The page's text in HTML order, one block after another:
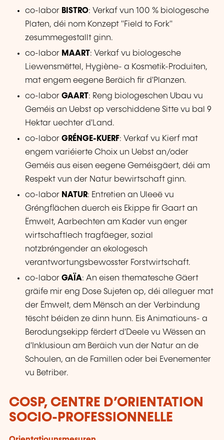
co-labor BISTRO: Verkaf vun 100 % biologesche
Platen, déi nom Konzept "Field to Fork"
zesummegestallt ginn.
co-labor MAART: Verkaf vu biologesche
Liewensmëttel, Hygiène- a Kosmetik-Produiten,
mat engem eegene Beräich fir d'Planzen.
co-laborGAART: Reng biologeschen Ubau vu
Geméis an Uebst op verschiddene Sitte vu bal 9
Hektar uechter d'Land.
co-laborGRÉNGE-KUERF: Verkaf vu Kierf mat
engem variéierte Choix un Uebst an/oder
Geméis aus eisen eegene Geméisgäert, déi am
Respekt vun der Natur bewirtschaft ginn.
co-labor NATUR: Entretien an Uleeë vu
Gréngflächen duerch eis Ekippe fir Gaart an
Ëmwelt, Aarbechten am Kader vun enger
wirtschaftlech tragfäeger, sozial
notzbréngender an ekologesch
verantwortungsbewosster Forstwirtschaft.
co-laborGAÏA: An eisen thematesche Gäert
gräife mir eng Dose Sujeten op, déi alleguer mat
der Ëmwelt, dem Mënsch an der Verbindung
tëscht béiden ze dinn hunn. Eis Animatiouns- a
Berodungsekipp fërdert d'Deele vu Wëssen an
d'Inklusioun am Beräich vun der Natur an de
Schoulen, an de Famillen oder bei Evenementer
vu Betriber.
COSP, CENTRE D’ORIENTATION
SOCIO-PROFESSIONNELLE